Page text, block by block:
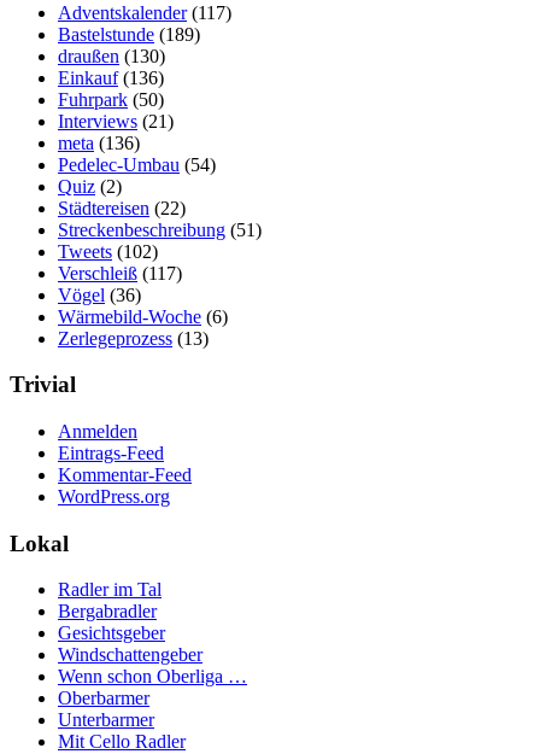
Adventskalender(117)
Bastelstunde (189)
draußen (130)
Einkauf(136)
Fuhrpark (50)
Interviews (21)
meta (136)
Pedelec-Umbau (54)
Quiz (2)
Städtereisen (22)
Streckenbeschreibung (51)
Tweets (102)
Verschleiß (117)
Vögel (36)
Wärmebild-Woche (6)
Zerlegeprozess (13)
Trivial
Anmelden
Eintrags-Feed
Kommentar-Feed
WordPress.org
Lokal
Radler im Tal
Bergabradler
Gesichtsgeber
Windschattengeber
Wenn schon Oberliga …
Oberbarmer
Unterbarmer
Mit Cello Radler